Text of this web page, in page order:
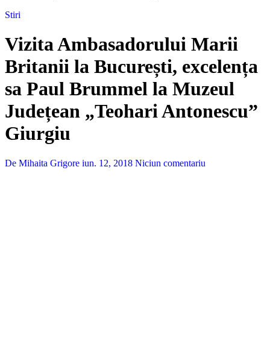
Stiri
Vizita Ambasadorului Marii
Britanii la București, excelența
sa Paul Brummel la Muzeul
Județean „Teohari Antonescu”
Giurgiu
De Mihaita Grigore iun. 12, 2018 Niciun comentariu